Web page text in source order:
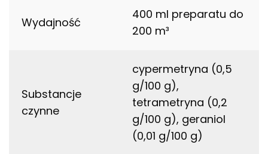
Wydajność
400 ml preparatu do
200 m³
Substancje
czynne
cypermetryna (0,5
g/100 g),
tetrametryna (0,2
g/100 g), geraniol
(0,01 g/100 g)